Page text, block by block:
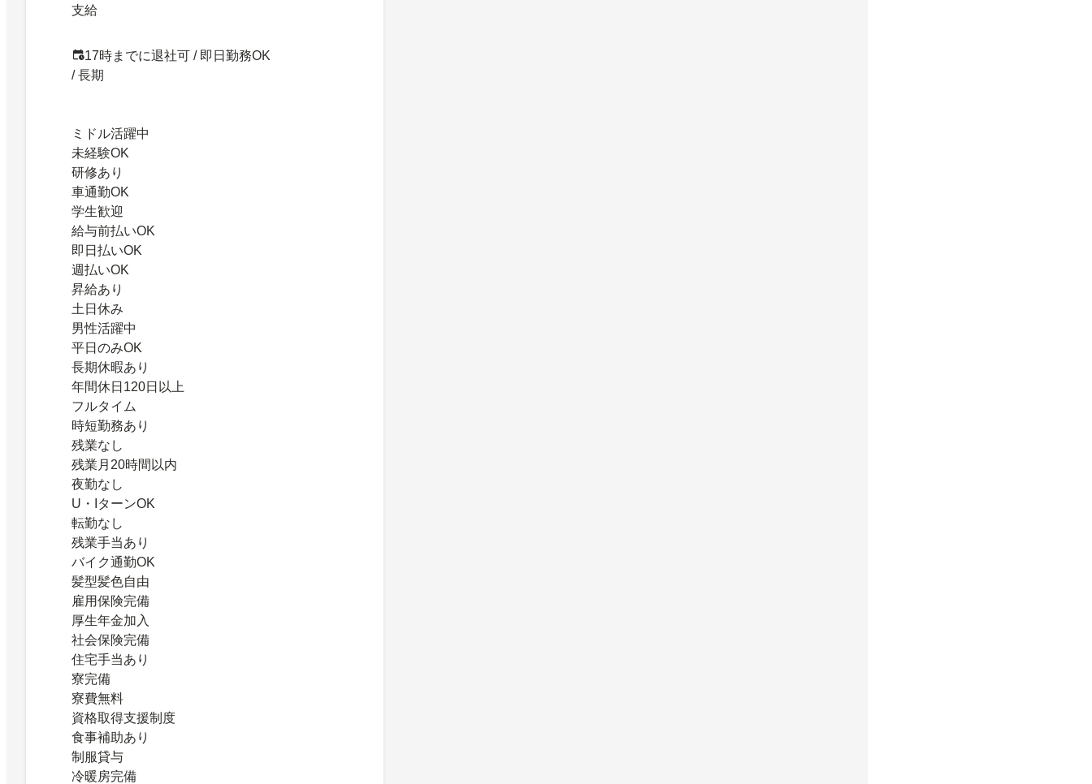
支給
17時までに退社可 / 即日勤務OK
/ 長期
ミドル活躍中
未経験OK
研修あり
車通勤OK
学生歓迎
給与前払いOK
即日払いOK
週払いOK
昇給あり
土日休み
男性活躍中
平日のみOK
長期休暇あり
年間休日120日以上
フルタイム
時短勤務あり
残業なし
残業月20時間以内
夜勤なし
U・IターンOK
転勤なし
残業手当あり
バイク通勤OK
髪型髪色自由
雇用保険完備
厚生年金加入
社会保険完備
住宅手当あり
寮完備
寮費無料
資格取得支援制度
食事補助あり
制服貸与
冷暖房完備